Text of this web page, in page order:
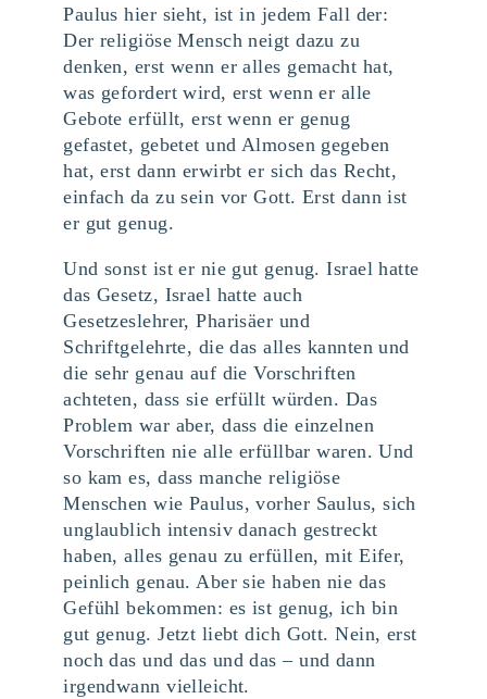
Paulus hier sieht, ist in jedem Fall der:
Der religiöse Mensch neigt dazu zu
denken, erst wenn er alles gemacht hat,
was gefordert wird, erst wenn er alle
Gebote erfüllt, erst wenn er genug
gefastet, gebetet und Almosen gegeben
hat, erst dann erwirbt er sich das Recht,
einfach da zu sein vor Gott. Erst dann ist
er gut genug.
Und sonst ist er nie gut genug. Israel hatte
das Gesetz, Israel hatte auch
Gesetzeslehrer, Pharisäer und
Schriftgelehrte, die das alles kannten und
die sehr genau auf die Vorschriften
achteten, dass sie erfüllt würden. Das
Problem war aber, dass die einzelnen
Vorschriften nie alle erfüllbar waren. Und
so kam es, dass manche religiöse
Menschen wie Paulus, vorher Saulus, sich
unglaublich intensiv danach gestreckt
haben, alles genau zu erfüllen, mit Eifer,
peinlich genau. Aber sie haben nie das
Gefühl bekommen: es ist genug, ich bin
gut genug. Jetzt liebt dich Gott. Nein, erst
noch das und das und das – und dann
irgendwann vielleicht.